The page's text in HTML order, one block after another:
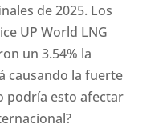
de 2025. Los
UP World LNG
un 3.54% la
causando la fuerte
podría esto afectar